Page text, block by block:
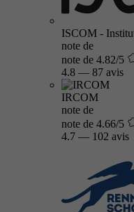
ISCOM -
note de
note de 4.82/5
4.8 — 87 avis
IRCOM
note de
note de 4.66/5
4.7 — 102 avis